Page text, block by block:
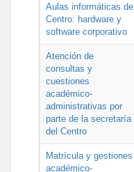
Aulas informáticas de
Centro: hardware y
software corporativo
Atención de
consultas y
cuestiones
académico-
administrativas por
parte de la secretaría
del Centro
Matrícula y gestiones
académico-